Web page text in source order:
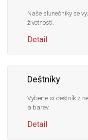
Naše slunečníky se
životností.
Detail
Deštníky
Vyberte si deštník z
a barev.
Detail